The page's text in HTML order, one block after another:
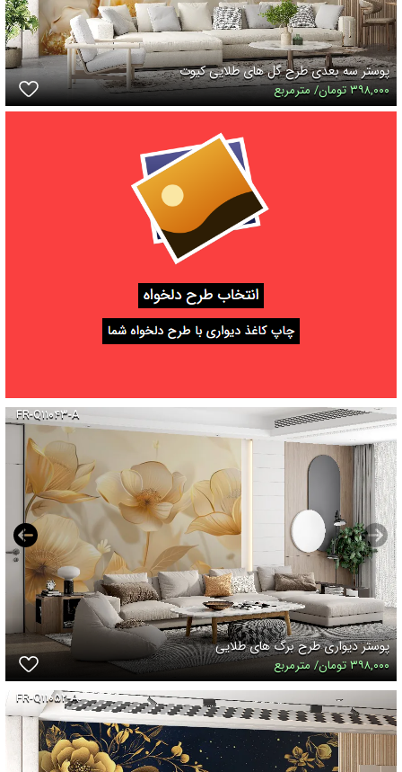
پوستر سه بعدی طرح گل های طلایی کیوت
۳۹۸,۰۰۰ تومان/ مترمربع
FR-Q۱۱۰۴۳-A
پوستر دیواری طرح برگ های طلایی
۳۹۸,۰۰۰ تومان/ مترمربع
FR-Q۱۱۰۵۲-A